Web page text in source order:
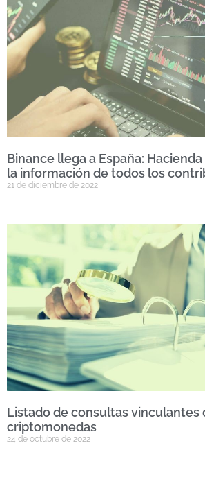
Binance llega a España:
la información de todos los
21 de diciembre de 2022
Listado de consultas vinculantes
criptomonedas
24 de octubre de 2022